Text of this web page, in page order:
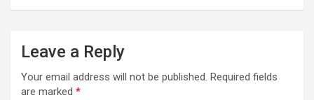
Leave a Reply
Your email address will not be published. Required fields
are marked *